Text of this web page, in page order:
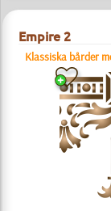
Empire 2
Klassiska bårder